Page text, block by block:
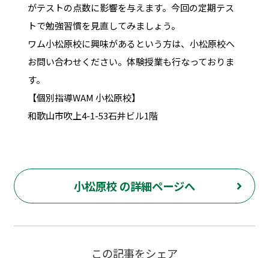
がテストの点数に影響を与えます。今回の定期テス
トで勉強習慣を見直してみましょう。
ワム小松原校に興味があるという方は、小松原校へ
お問い合わせください。体験授業も行なっておりま
す。
【個別指導WAM 小松原校】
和歌山市吹上4-1-53石井ビル1階
小松原校 の詳細ページへ
この記事をシェア